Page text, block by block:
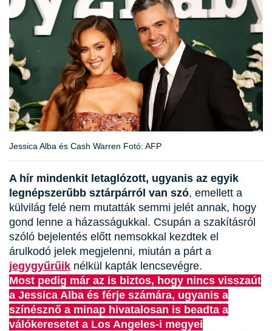
Jessica Alba és Cash Warren Fotó: AFP
A hír mindenkit letaglózott, ugyanis az egyik
legnépszerűbb sztárpárról van szó, emellett a
külvilág felé nem mutatták semmi jelét annak, hogy
gond lenne a házasságukkal. Csupán a szakításról
szóló bejelentés előtt nemsokkal kezdtek el
árulkodó jelek megjelenni, miután a párt a
jegygyűrűik nélkül kapták lencsevégre.
Most pedig már az is biztos, hogy nincs visszaút
a Jessica Alba és férje számára, ugyanis a
színésznő a minap hivatalosan is beadta a
válókeresetet a Los Angeles-i megyei